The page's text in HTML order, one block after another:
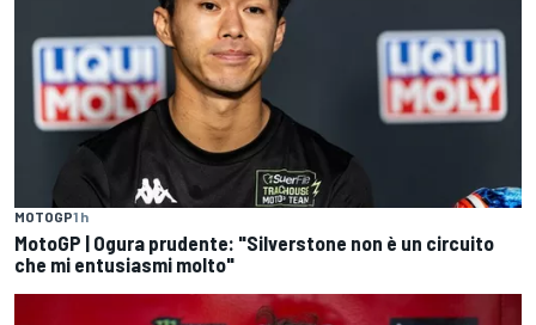
MOTOGP1 h
MotoGP | Ogura prudente: "Silverstone non è un circuito
che mi entusiasmi molto"